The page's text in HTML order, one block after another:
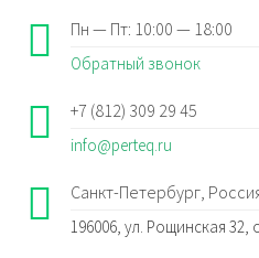
Пн — Пт: 10:00 — 18:00
Обратный звонок
+7 (812) 309 29 45
info@perteq.ru
Санкт-Петербург,
196006, ул. Рощинская 32,